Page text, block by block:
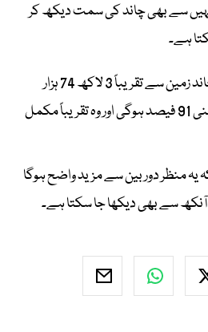
سے بھی چاند کی سمت دیکھ کر
ہے۔
ماہرین کے مطابق اس وقت چاند زمین سے تقریباً 3 لاکھ 74 ہزار
کلومیٹر دور ہوگا، اس کی روشنی 91 فیصد ہوگی اور وہ تقریباً مکمل
یہ منظر دوربین سے مزید واضح ہوگا
سے بھی دیکھا جا سکتا ہے۔